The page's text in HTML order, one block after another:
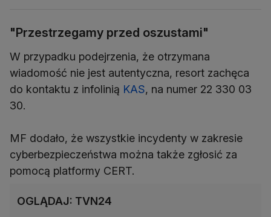
"Przestrzegamy przed oszustami"
W przypadku podejrzenia, że otrzymana
wiadomość nie jest autentyczna, resort zachęca
do kontaktu z infolinią KAS, na numer 22 330 03
30.
MF dodało, że wszystkie incydenty w zakresie
cyberbezpieczeństwa można także zgłosić za
pomocą platformy CERT.
OGLĄDAJ: TVN24